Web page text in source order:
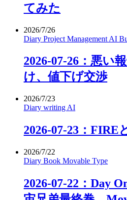
てみた
2026/7/26
Diary Project Management AI
2026-07-26：悪い
け、値下げ交渉
2026/7/23
Diary writing AI
2026-07-23：FIRE
2026/7/22
Diary Book Movable Type
2026-07-22：Day